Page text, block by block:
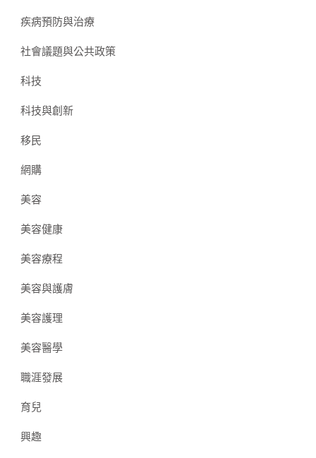
疾病預防與治療
社會議題與公共政策
科技
科技與創新
移民
網購
美容
美容健康
美容療程
美容與護膚
美容護理
美容醫學
職涯發展
育兒
興趣